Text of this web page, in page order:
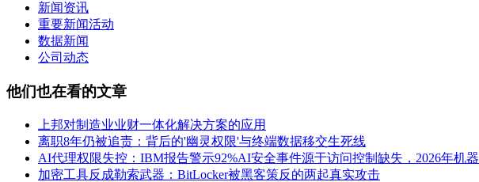
新闻资讯
重要新闻活动
数据新闻
公司动态
他们也在看的文章
上邦对制造业业财一体化解决方案的应用
离职8年仍被追责：背后的'幽灵权限'与终端数据移交生死线
AI代理权限失控：IBM报告警示92%AI安全事件源于访问控制缺失，2026年机
加密工具反成勒索武器：BitLocker被黑客策反的两起真实攻击